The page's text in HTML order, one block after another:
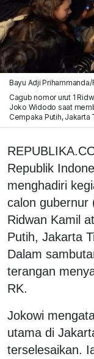
Bayu Adji
Cagub nomor urut 1
Joko Widodo saat
Cempaka Putih, Jakarta
Republik
menghadiri
calon gubernur
Ridwan Kamil
Putih, Jakarta
Dalam
terangan
RK.
Jokowi
utama di
terselesaikan.